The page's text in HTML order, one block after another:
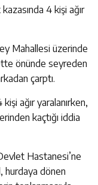
4 kişi ağır
Mahallesi üzerinde
önünde seyreden
çarptı.
ağır yaralanırken,
kaçtığı iddia
Hastanesi’ne
hurdaya dönen